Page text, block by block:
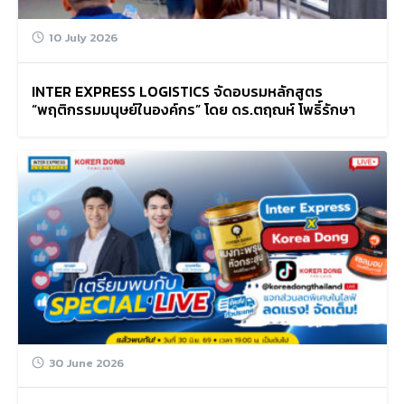
Search
for:
10 July 2026
INTER EXPRESS LOGISTICS จัดอบรมหลักสูตร
“พฤติกรรมมนุษย์ในองค์กร” โดย ดร.ตฤณห์ โพธิ์รักษา
30 June 2026